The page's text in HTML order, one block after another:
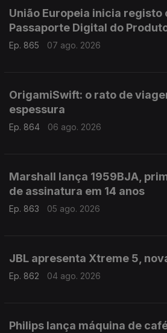
União Europeia inicia registo
Passaporte Digital do
Ep. 865 07 ago. 2026
OrigamiSwift: o rato de
espessura
Ep. 864 06 ago. 2026
Marshall lança 1959BJA,
de assinatura em 14 anos
Ep. 863 05 ago. 2026
JBL apresenta Xtreme 5,
Ep. 862 04 ago. 2026
Philips lança máquina de